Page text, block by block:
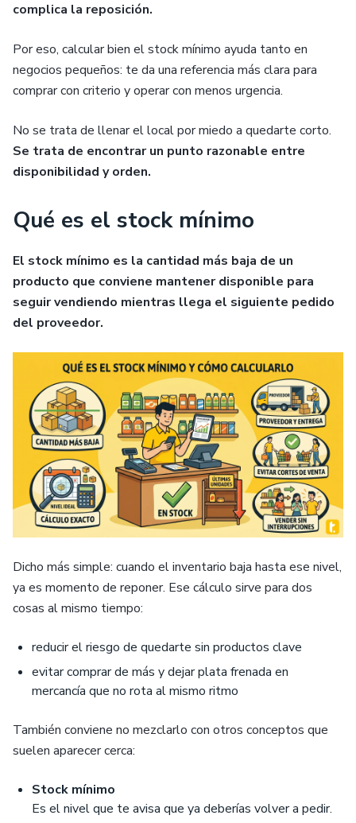
complica la reposición.
Por eso, calcular bien el stock mínimo ayuda tanto en
negocios pequeños: te da una referencia más clara para
comprar con criterio y operar con menos urgencia.
No se trata de llenar el local por miedo a quedarte corto.
Se trata de encontrar un punto razonable entre
disponibilidad y orden.
Qué es el stock mínimo
El stock mínimo es la cantidad más baja de un
producto que conviene mantener disponible para
seguir vendiendo mientras llega el siguiente pedido
del proveedor.
Dicho más simple: cuando el inventario baja hasta ese nivel,
ya es momento de reponer. Ese cálculo sirve para dos
cosas al mismo tiempo:
reducir el riesgo de quedarte sin productos clave
evitar comprar de más y dejar plata frenada en
mercancía que no rota al mismo ritmo
También conviene no mezclarlo con otros conceptos que
suelen aparecer cerca:
Stock mínimo
Es el nivel que te avisa que ya deberías volver a pedir.